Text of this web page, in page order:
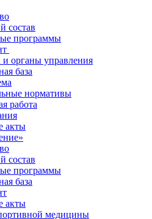
состав
программы
и органы управления
база
нормативы
работа
акты
состав
программы
база
акты
медицины